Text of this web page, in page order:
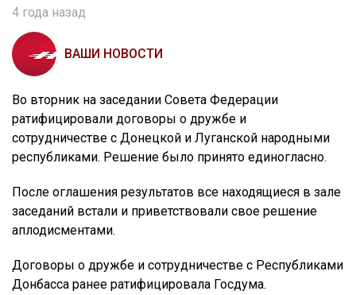
4 года назад
ВАШИ НОВОСТИ
Во вторник на заседании Совета Федерации
ратифицировали договоры о дружбе и
сотрудничестве с Донецкой и Луганской народными
республиками. Решение было принято единогласно.
После оглашения результатов все находящиеся в зале
заседаний встали и приветствовали свое решение
аплодисментами.
Договоры о дружбе и сотрудничестве с Республиками
Донбасса ранее ратифицировала Госдума.